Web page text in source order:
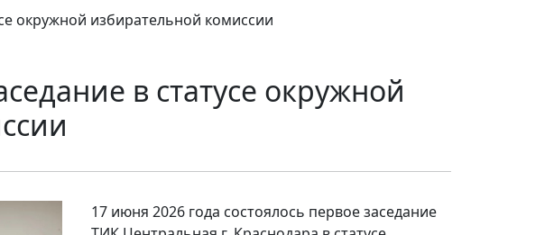
окружной избирательной комиссии
в статусе окружной
17 июня 2026 года состоялось первое заседание